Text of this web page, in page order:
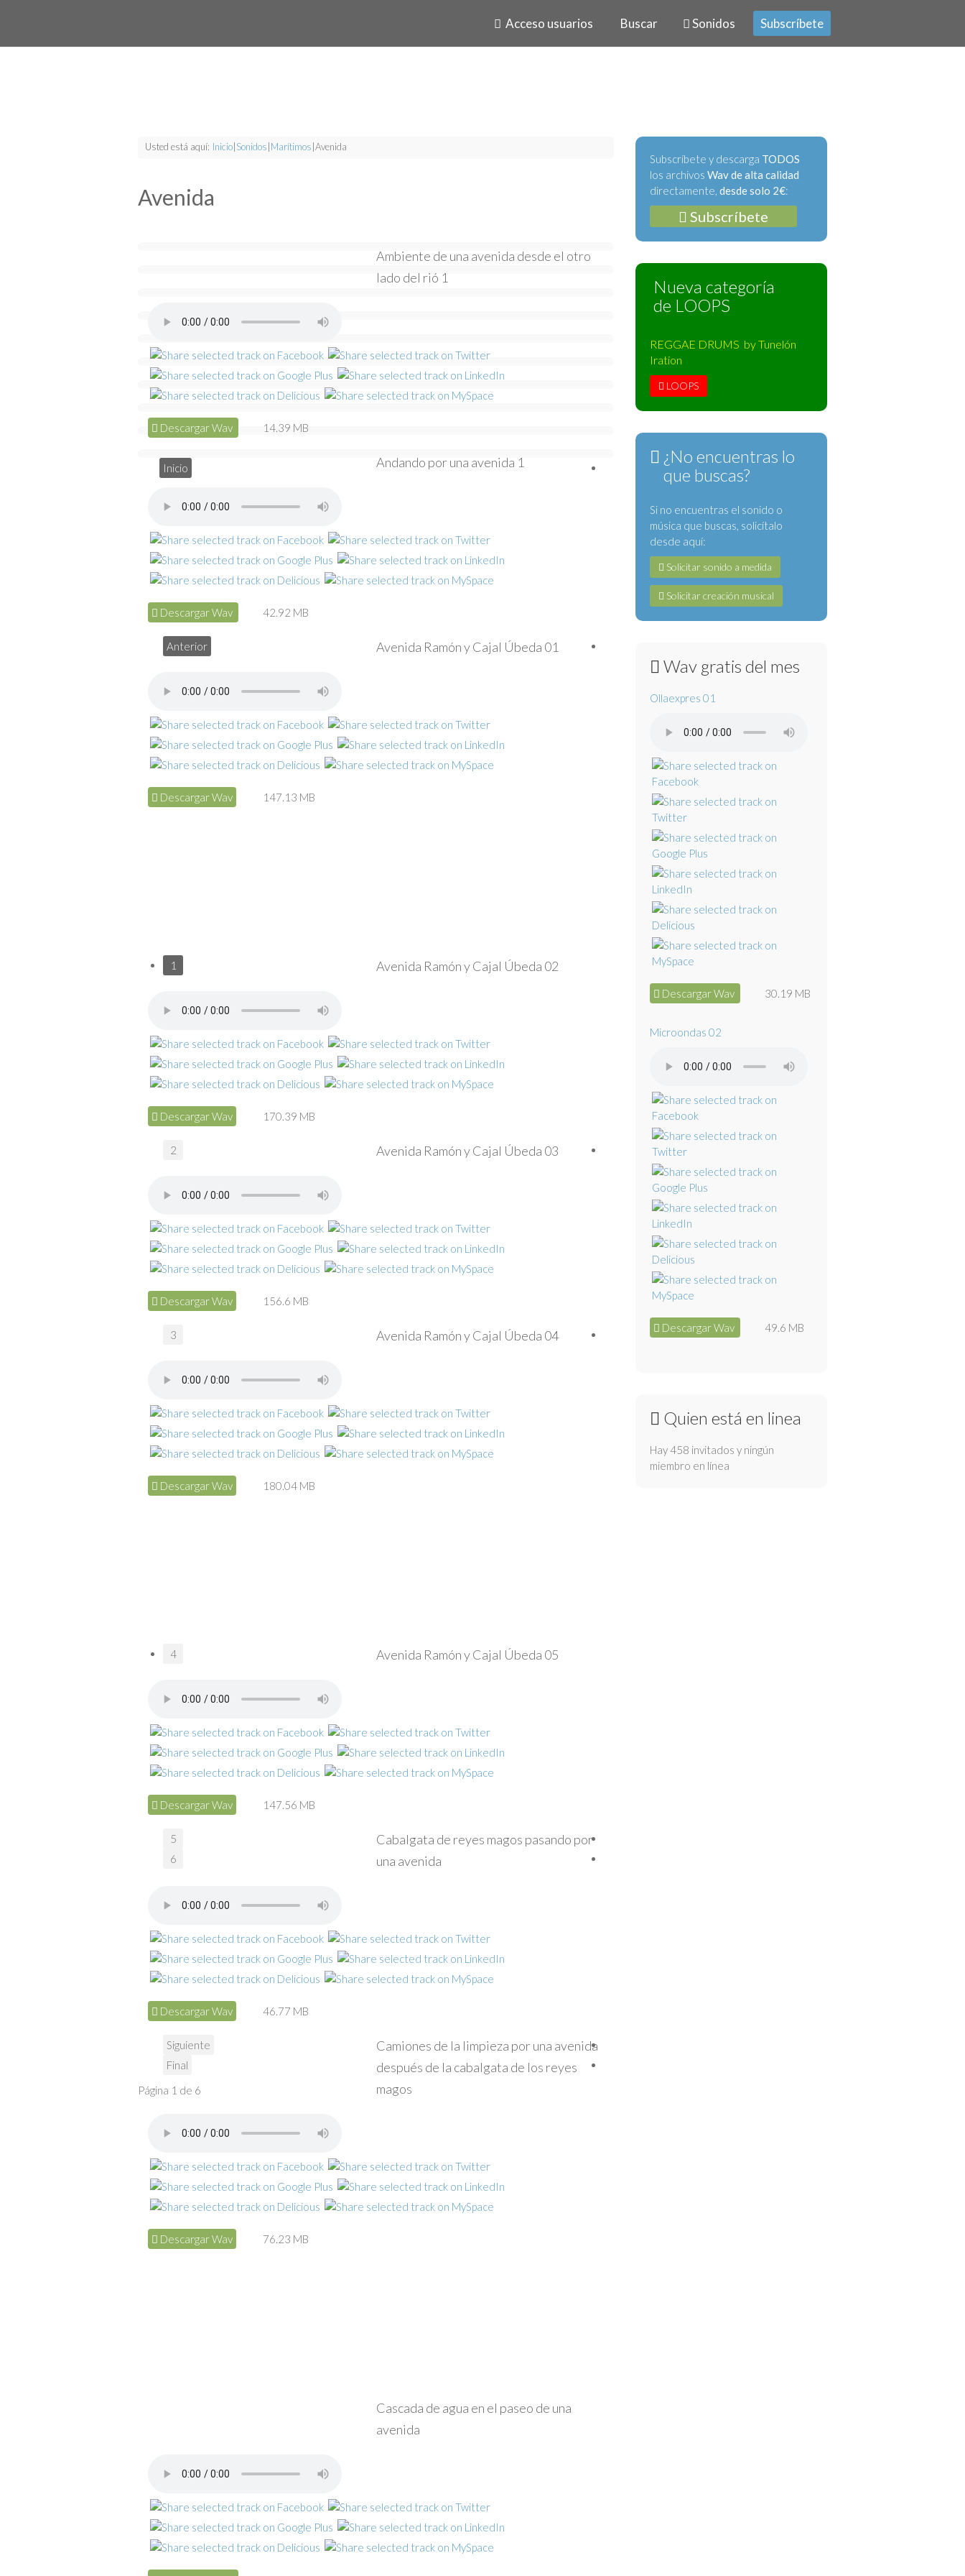
Acceso usuarios Buscar Sonidos Subscríbete
Usted está aquí: Inicio Sonidos Marítimos Avenida
Avenida
Ambiente de una avenida desde el otro
lado del rió 1
Descargar Wav 14.39 MB
Andando por una avenida 1
Descargar Wav 42.92 MB
Avenida Ramón y Cajal Úbeda 01
Descargar Wav 147.13 MB
Avenida Ramón y Cajal Úbeda 02
Descargar Wav 170.39 MB
Avenida Ramón y Cajal Úbeda 03
Descargar Wav 156.6 MB
Avenida Ramón y Cajal Úbeda 04
Descargar Wav 180.04 MB
Avenida Ramón y Cajal Úbeda 05
Descargar Wav 147.56 MB
Cabalgata de reyes magos pasando por
una avenida
Descargar Wav 46.77 MB
Camiones de la limpieza por una avenida
después de la cabalgata de los reyes
magos
Descargar Wav 76.23 MB
Cascada de agua en el paseo de una
avenida
Inicio
Anterior
1
2
3
4
5
6
Siguiente
Final
Página 1 de 6
Subscríbete y descarga TODOS
los archivos Wav de alta calidad
directamente, desde solo 2€:
Subscríbete
Nueva categoría
de LOOPS
REGGAE DRUMS by Tunelón
Iration
LOOPS
¿No encuentras lo
que buscas?
Si no encuentras el sonido o
música que buscas, solicítalo
desde aquí:
Solicitar sonido a medida
Solicitar creación musical
Wav gratis del mes
Ollaexpres 01
Descargar Wav 30.19 MB
Microondas 02
Descargar Wav 49.6 MB
Quien está en linea
Hay 458 invitados y ningún
miembro en línea